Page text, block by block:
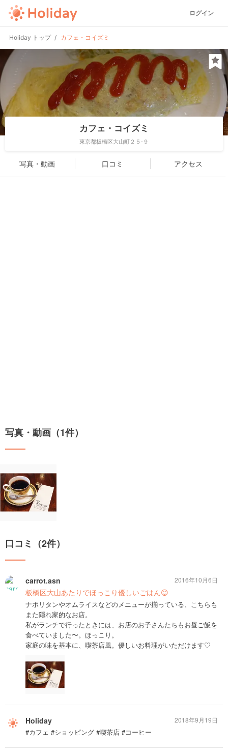
ログイン
Holiday トップ カフェ・コイズミ
カフェ・コイズミ
東京都板橋区大山町２５-９
写真・動画 口コミ アクセス
写真・動画（1件）
口コミ（2件）
carrot.asn
板橋区大山あたりでほっこり優しいごはん😊
ナポリタンやオムライスなどのメニューが揃っている、こちらも
また隠れ家的なお店。
私がランチで行ったときには、お店のお子さんたちもお昼ご飯を
食べていました〜。ほっこり。
家庭の味を基本に、喫茶店風。優しいお料理がいただけます♡
2016年10月6日
Holiday
#カフェ #ショッピング #喫茶店 #コーヒー
2018年9月19日